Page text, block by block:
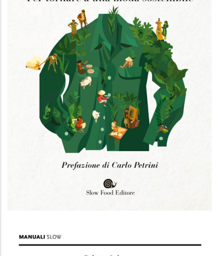
Vestire buono, pulito e giusto